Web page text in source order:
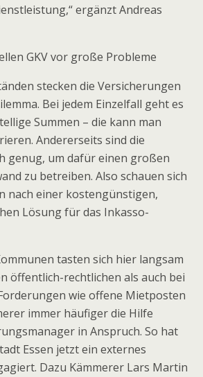
ergänzt Andreas
GKV vor große Probleme
stecken die Versicherungen
Bei jedem Einzelfall geht es
Summen – die kann man
Andererseits sind die
genug, um dafür einen großen
zu betreiben. Also schauen sich
nach einer kostengünstigen,
Lösung für das Inkasso-
tasten sich hier langsam
öffentlich-rechtlichen als auch bei
wie offene Mietposten
immer häufiger die Hilfe
in Anspruch. So hat
Essen jetzt ein externes
Dazu Kämmerer Lars Martin